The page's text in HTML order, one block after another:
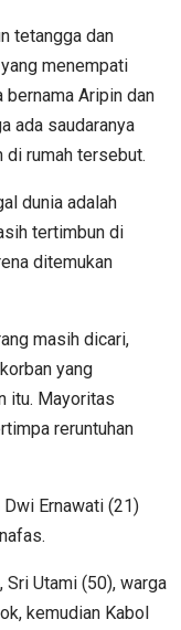
tetangga dan
menempati
bernama Aripin dan
ada saudaranya
di rumah tersebut.
dunia adalah
tertimbun di
ditemukan
masih dicari,
yang
itu. Mayoritas
reruntuhan
Dwi Ernawati (21)
Sri Utami (50), warga
kemudian Kabol